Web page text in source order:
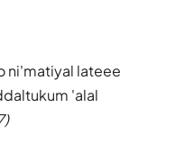
ni'matiyal lateee
'alal